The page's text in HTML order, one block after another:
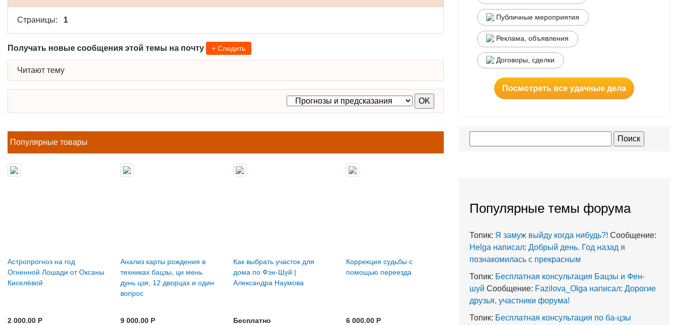
Страницы: 1
Получать новые сообщения этой темы на почту + Следить
Читают тему
Популярные товары
Астропрогноз на год
Огненной Лошади от Оксаны
Киселёвой
2 000.00 P
Анализ карты рождения в
техниках бацзы, ци мень
дунь цзя, 12 дворцах и один
вопрос
9 000.00 P
Как выбрать участок для
дома по Фэн-Шуй |
Александра Наумова
Бесплатно
Коррекция судьбы с
помощью переезда
6 000.00 P
Публичные мероприятия
Реклама, объявления
Договоры, сделки
Посмотреть все удачные дела
Популярные темы форума
Топик: Я замуж выйду когда нибудь?! Сообщение:
Helga написал: Добрый день. Год назад я
познакомилась с прекрасным
Топик: Бесплатная консультация Бацзы и Фен-
шуй Сообщение: Fazilova_Olga написал: Дорогие
друзья, участники форума!
Топик: Бесплатная консультация по ба-цзы